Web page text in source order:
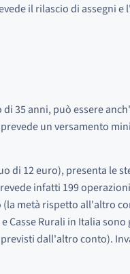
il rilascio di assegni
35 anni, può essere
un versamento
di 12 euro), presenta le
infatti 199
metà rispetto all'altro
Casse Rurali in Italia
dall'altro conto).